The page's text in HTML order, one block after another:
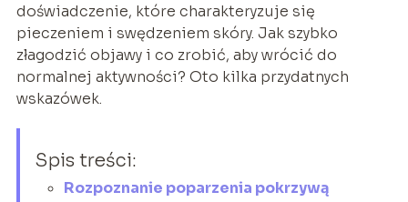
doświadczenie, które charakteryzuje się
pieczeniem i swędzeniem skóry. Jak szybko
złagodzić objawy i co zrobić, aby wrócić do
normalnej aktywności? Oto kilka przydatnych
wskazówek.
Spis treści:
Rozpoznanie poparzenia pokrzywą